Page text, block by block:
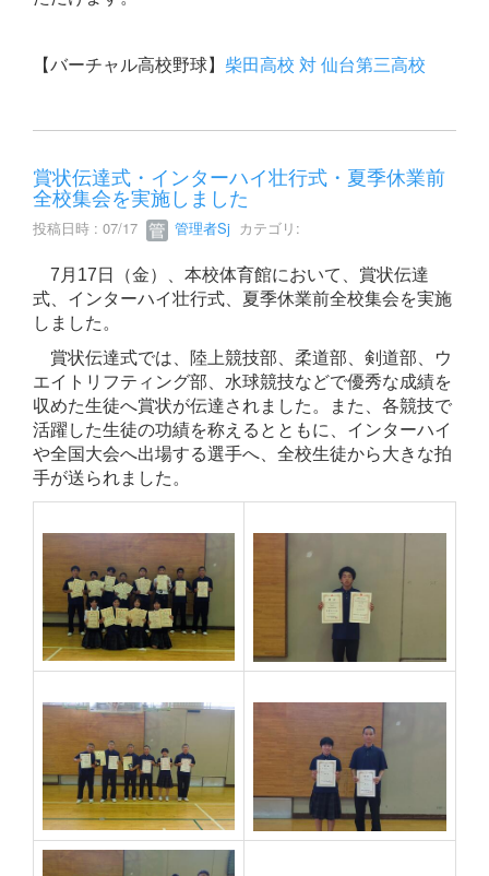
【バーチャル高校野球】 柴田高校 対 仙台第三高校
賞状伝達式・インターハイ壮行式・夏季休業前
全校集会を実施しました
投稿日時 : 07/17 管理者Sj カテゴリ:
7月17日（金）、本校体育館において、賞状伝達
式、インターハイ壮行式、夏季休業前全校集会を実施
しました。
賞状伝達式では、陸上競技部、柔道部、剣道部、ウ
エイトリフティング部、水球競技などで優秀な成績を
収めた生徒へ賞状が伝達されました。また、各競技で
活躍した生徒の功績を称えるとともに、インターハイ
や全国大会へ出場する選手へ、全校生徒から大きな拍
手が送られました。